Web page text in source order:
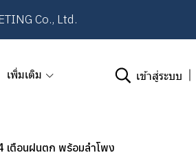
Co., Ltd.
เพิ่มเติม เข้าสู่ระบบ
เตือนฝนตก พร้อมลำโพง